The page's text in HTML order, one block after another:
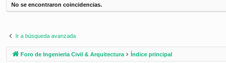
No se encontraron coincidencias.
Ir a búsqueda avanzada
Foro de Ingenieria Civil & Arquitectura Índice principal